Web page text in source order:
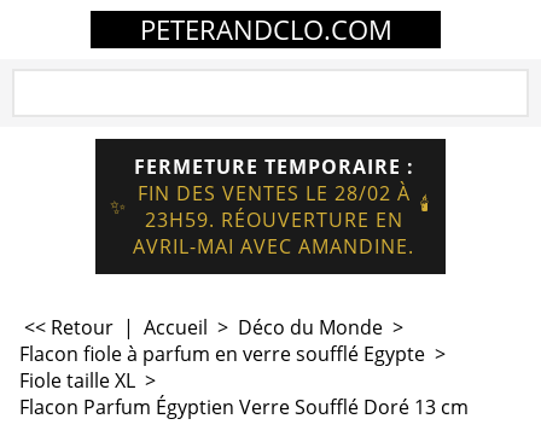
PETERANDCLO.COM
✨
FERMETURE TEMPORAIRE :
FIN DES VENTES LE 28/02 À
23H59. RÉOUVERTURE EN
AVRIL-MAI AVEC AMANDINE.
🕯️
<< Retour | Accueil > Déco du Monde >
Flacon fiole à parfum en verre soufflé Egypte >
Fiole taille XL >
Flacon Parfum Égyptien Verre Soufflé Doré 13 cm